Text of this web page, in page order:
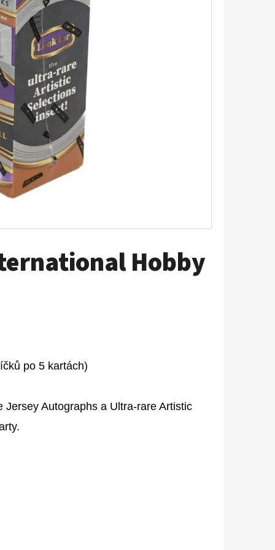
Hobby
po 5 kartách)
Autographs a Ultra-rare Artistic
- PITCH BLACK